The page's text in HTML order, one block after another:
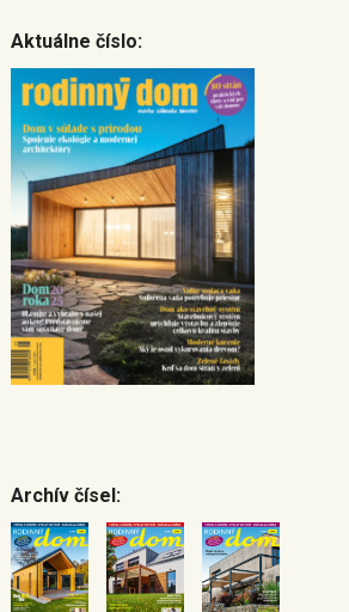
Aktuálne číslo:
Archív čísel: